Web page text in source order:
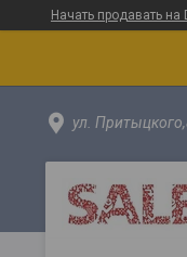
Начать продавать на
ул.